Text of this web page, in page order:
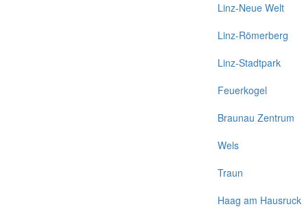
Linz-Neue Welt
Linz-Römerberg
Linz-Stadtpark
Feuerkogel
Braunau Zentrum
Wels
Traun
Haag am Hausruck